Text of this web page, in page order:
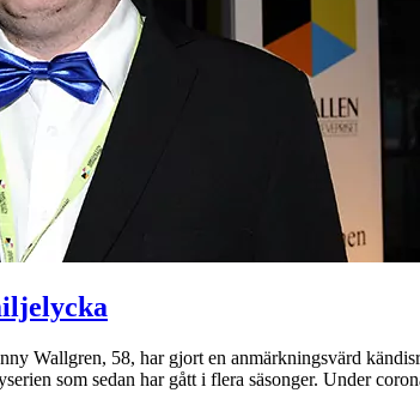
Wallgren, 58, har gjort en anmärkningsvärd
som sedan har gått i flera säsonger. Under